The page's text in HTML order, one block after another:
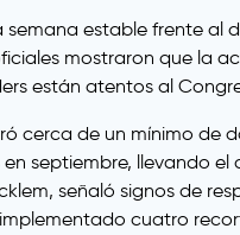
semana estable frente al
mostraron que la
están atentos al
cerca de un mínimo de
septiembre, llevando
señaló signos de
cuatro